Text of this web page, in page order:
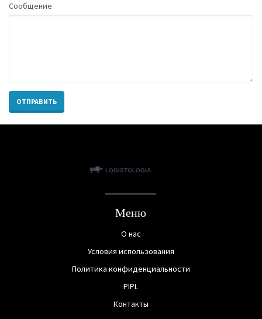
Сообщение
ОТПРАВИТЬ
Меню
О нас
Условия использования
Политика конфиденциальности
PIPL
Контакты